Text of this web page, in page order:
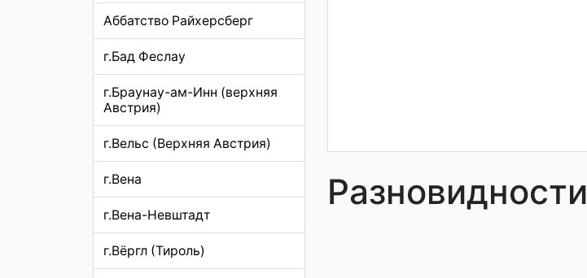
Аббатство Райхерсберг
г.Бад Феслау
г.Браунау-ам-Инн (верхняя
Австрия)
г.Вельс (Верхняя Австрия)
г.Вена
г.Вена-Невштадт
г.Вёргл (Тироль)
Разновидности